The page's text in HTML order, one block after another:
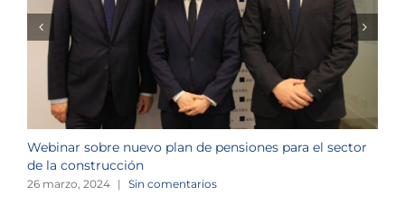
Webinar sobre nuevo plan de pensiones para el sector
de la construcción
26 marzo, 2024 | Sin comentarios